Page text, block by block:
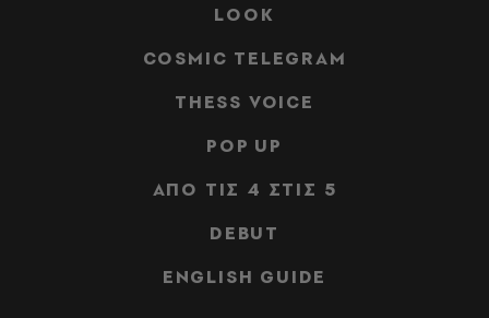
LOOK
COSMIC TELEGRAM
THESS VOICE
POP UP
ΑΠΟ ΤΙΣ 4 ΣΤΙΣ 5
DEBUT
ENGLISH GUIDE